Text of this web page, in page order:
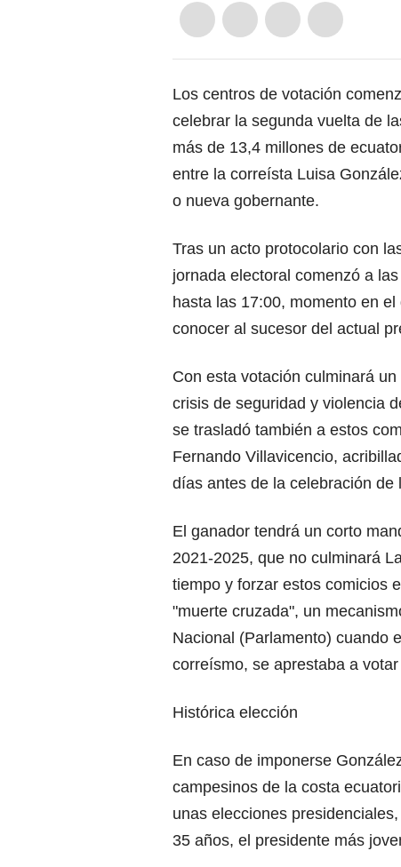
Los centros de votación
celebrar la segunda vuelta de
más de 13,4 millones de
entre la correísta Luisa
o nueva gobernante.
Tras un acto protocolario con
jornada electoral comenzó a
hasta las 17:00, momento en
conocer al sucesor del actual
Con esta votación culminará
crisis de seguridad y violencia
se trasladó también a estos
Fernando Villavicencio,
días antes de la celebración de
El ganador tendrá un corto
2021-2025, que no culminará
tiempo y forzar estos comicios
"muerte cruzada", un
Nacional (Parlamento) cuando
correísmo, se aprestaba a
Histórica elección
En caso de imponerse
campesinos de la costa
unas elecciones
35 años, el presidente más